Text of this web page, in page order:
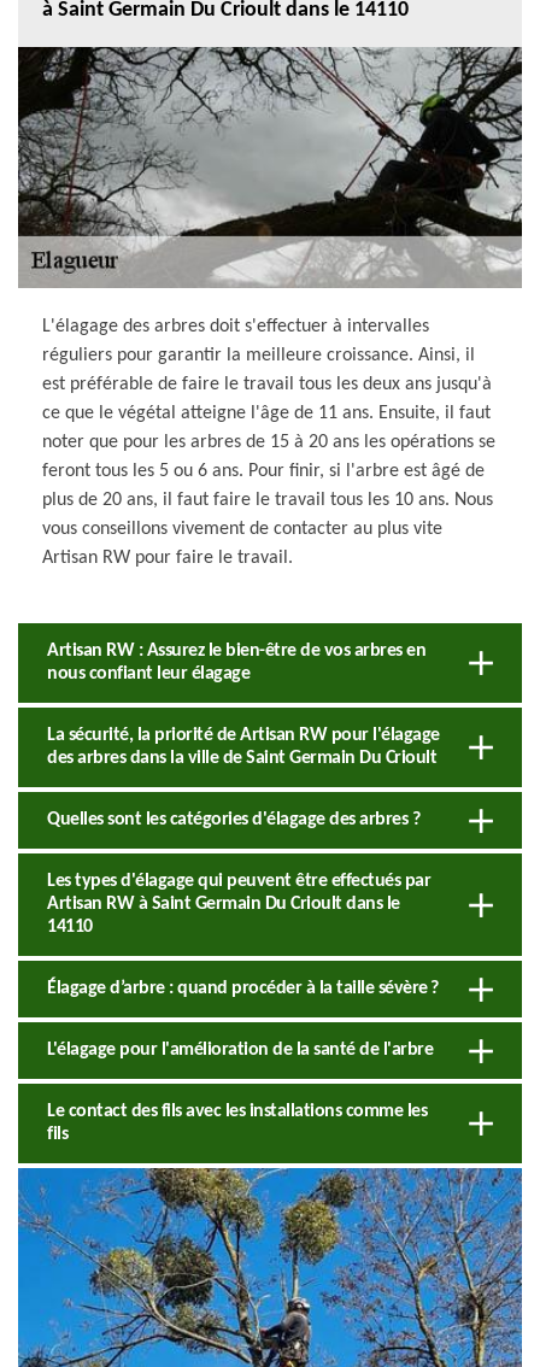
à Saint Germain Du Crioult dans le 14110
L'élagage des arbres doit s'effectuer à intervalles
réguliers pour garantir la meilleure croissance. Ainsi, il
est préférable de faire le travail tous les deux ans jusqu'à
ce que le végétal atteigne l'âge de 11 ans. Ensuite, il faut
noter que pour les arbres de 15 à 20 ans les opérations se
feront tous les 5 ou 6 ans. Pour finir, si l'arbre est âgé de
plus de 20 ans, il faut faire le travail tous les 10 ans. Nous
vous conseillons vivement de contacter au plus vite
Artisan RW pour faire le travail.
Artisan RW : Assurez le bien-être de vos arbres en
nous confiant leur élagage
La sécurité, la priorité de Artisan RW pour l'élagage
des arbres dans la ville de Saint Germain Du Crioult
Quelles sont les catégories d'élagage des arbres ?
Les types d'élagage qui peuvent être effectués par
Artisan RW à Saint Germain Du Crioult dans le
14110
Élagage d’arbre : quand procéder à la taille sévère ?
L'élagage pour l'amélioration de la santé de l'arbre
Le contact des fils avec les installations comme les
fils